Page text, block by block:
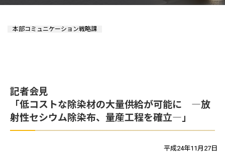
本部コミュニケーション戦略課
記者会見
「低コストな除染材の大量供給が可能に ―放
射性セシウム除染布、量産工程を確立―」
平成24年11月27日